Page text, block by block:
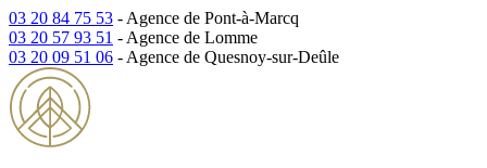
03 20 84 75 53 - Agence de Pont-à-Marcq
03 20 57 93 51 - Agence de Lomme
03 20 09 51 06 - Agence de Quesnoy-sur-Deûle